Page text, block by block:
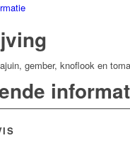
gember, knoflook en